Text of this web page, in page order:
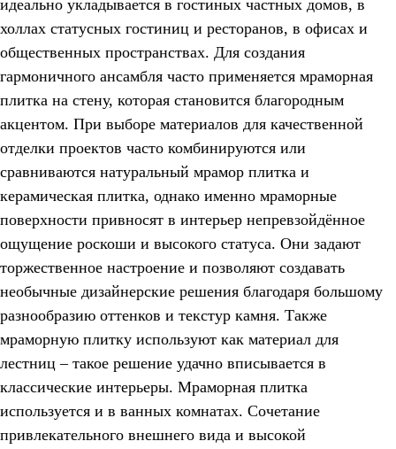
идеально укладывается в гостиных частных домов, в
холлах статусных гостиниц и ресторанов, в офисах и
общественных пространствах. Для создания
гармоничного ансамбля часто применяется мраморная
плитка на стену, которая становится благородным
акцентом. При выборе материалов для качественной
отделки проектов часто комбинируются или
сравниваются натуральный мрамор плитка и
керамическая плитка, однако именно мраморные
поверхности привносят в интерьер непревзойдённое
ощущение роскоши и высокого статуса. Они задают
торжественное настроение и позволяют создавать
необычные дизайнерские решения благодаря большому
разнообразию оттенков и текстур камня. Также
мраморную плитку используют как материал для
лестниц – такое решение удачно вписывается в
классические интерьеры. Мраморная плитка
используется и в ванных комнатах. Сочетание
привлекательного внешнего вида и высокой